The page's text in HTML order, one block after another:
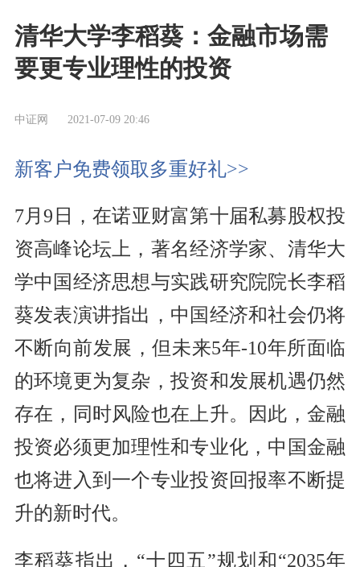
清华大学李稻葵：金融市场需
要更专业理性的投资
中证网 2021-07-09 20:46
新客户免费领取多重好礼>>
7月9日，在诺亚财富第十届私募股权投
资高峰论坛上，著名经济学家、清华大
学中国经济思想与实践研究院院长李稻
葵发表演讲指出，中国经济和社会仍将
不断向前发展，但未来5年-10年所面临
的环境更为复杂，投资和发展机遇仍然
存在，同时风险也在上升。因此，金融
投资必须更加理性和专业化，中国金融
也将进入到一个专业投资回报率不断提
升的新时代。
李稻葵指出，“十四五”规划和“2035年